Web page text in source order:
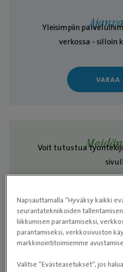
Yleisimpiin
verkossa - silloin
VARAA
Voit tutustua
Napsauttamalla ”Hyväksy kaikki
seurantatekniikoiden
liikkumisen parantamiseksi,
parantamiseksi, verkkosivuston
markkinointitoimiemme
Valitse ”Evästeasetukset”, jos